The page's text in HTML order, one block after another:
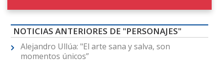
NOTICIAS ANTERIORES DE "PERSONAJES"
Alejandro Ullúa: "El arte sana y salva, son
momentos únicos”